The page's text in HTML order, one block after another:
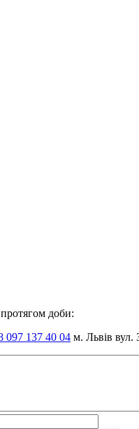
доби:
097 137 40 04 м. Львів вул.